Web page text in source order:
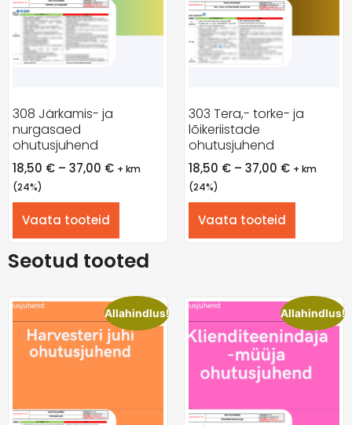
308 Järkamis- ja
nurgasaed
ohutusjuhend
18,50 € – 37,00 € + km
(24%)
Vaata tooteid
303 Tera,- torke- ja
lõikeriistade
ohutusjuhend
18,50 € – 37,00 € + km
(24%)
Vaata tooteid
Seotud tooted
Allahindlus! Allahindlus!